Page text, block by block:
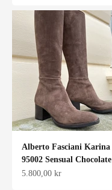
Alberto Fasciani Karina
95002 Sensual Chocolate
Salgspris
5.800,00 kr